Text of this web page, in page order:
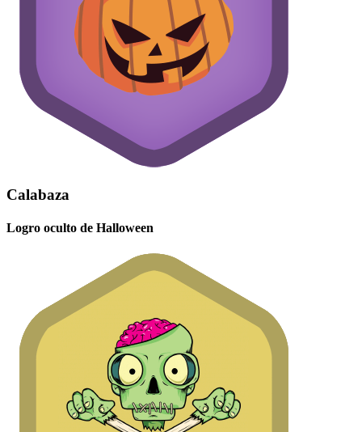
Calabaza
Logro oculto de Halloween